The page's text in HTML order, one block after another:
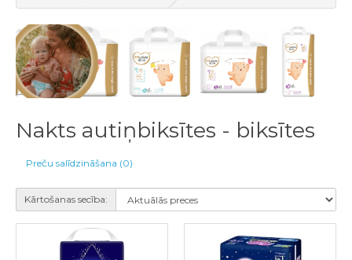
Nakts autiņbiksītes - biksītes
Preču salīdzināšana (0)
Kārtošanas secība: